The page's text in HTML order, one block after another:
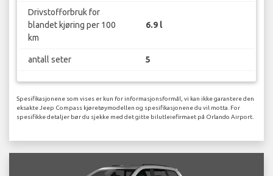
Drivstofforbruk for
blandet kjøring per 100
km
6.9 l
antall seter 5
Spesifikasjonene som vises er kun for informasjonsformål, vi kan ikke garantere den
eksakte Jeep Compass kjøretøymodellen og spesifikasjonene du vil motta. For
spesifikke detaljer bør du sjekke med det gitte bilutleiefirmaet på Orlando Airport.